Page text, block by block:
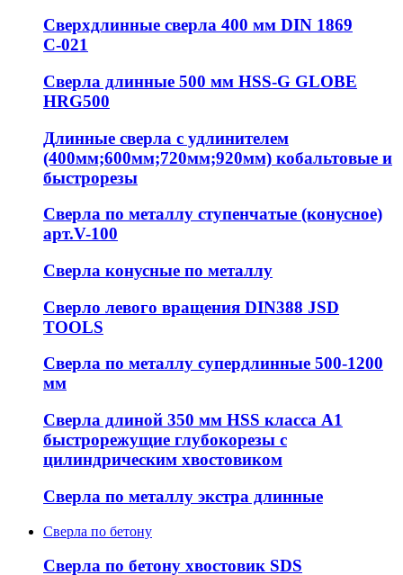
Сверхдлинные сверла 400 мм DIN 1869
С-021
Сверла длинные 500 мм HSS-G GLOBE
HRG500
Длинные сверла с удлинителем
(400мм;600мм;720мм;920мм) кобальтовые и
быстрорезы
Сверла по металлу ступенчатые (конусное)
арт.V-100
Сверла конусные по металлу
Сверло левого вращения DIN388 JSD
TOOLS
Сверла по металлу супердлинные 500-1200
мм
Сверла длиной 350 мм HSS класса А1
быстрорежущие глубокорезы с
цилиндрическим хвостовиком
Сверла по металлу экстра длинные
Сверла по бетону
Сверла по бетону хвостовик SDS